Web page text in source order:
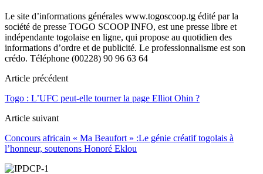
Le site d’informations générales www.togoscoop.tg édité par la
société de presse TOGO SCOOP INFO, est une presse libre et
indépendante togolaise en ligne, qui propose au quotidien des
informations d’ordre et de publicité. Le professionnalisme est son
crédo. Téléphone (00228) 90 96 63 64
Article précédent
Togo : L’UFC peut-elle tourner la page Elliot Ohin ?
Article suivant
Concours africain « Ma Beaufort » :Le génie créatif togolais à
l’honneur, soutenons Honoré Eklou